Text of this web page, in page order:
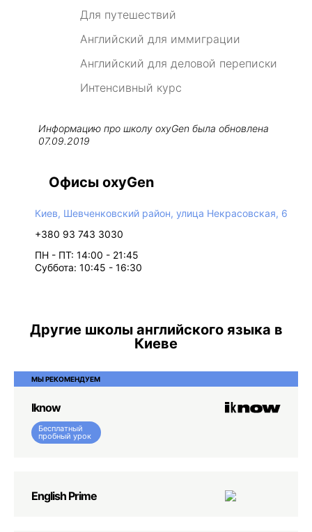
Для путешествий
Английский для иммиграции
Английский для деловой переписки
Интенсивный курс
Информацию про школу oxyGen была обновлена
07.09.2019
Офисы oxyGen
Киев, Шевченковский район, улица Некрасовская, 6
+380 93 743 3030
ПН - ПТ: 14:00 - 21:45
Суббота: 10:45 - 16:30
Другие школы английского языка в
Киеве
МЫ РЕКОМЕНДУЕМ
Iknow
Бесплатный
пробный урок
English Prime